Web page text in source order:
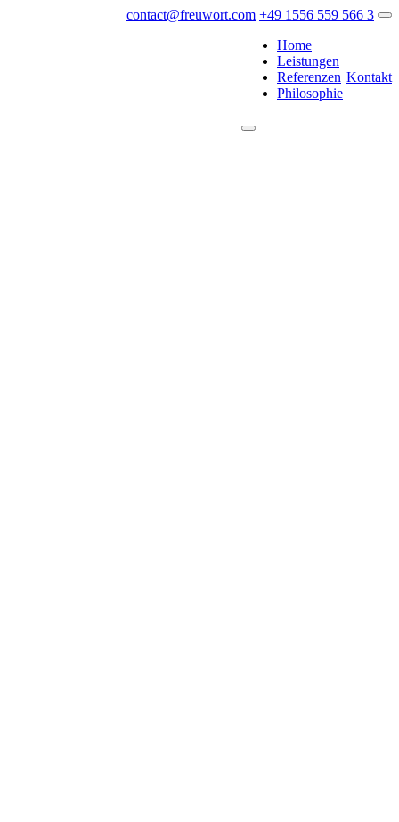
contact@freuwort.com +49 1556 559 566 3
Home
Leistungen
Referenzen
Philosophie
Kontakt